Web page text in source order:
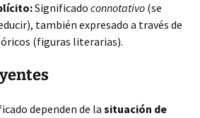
Significado connotativo (se
también expresado a través de
(figuras literarias).
dependen de la situación de